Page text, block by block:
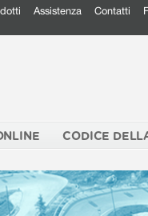
Assistenza Contatti
CODICE